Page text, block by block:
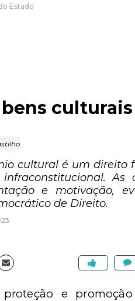
Estado
cultural é um direito
As
e motivação,
de Direito.
e